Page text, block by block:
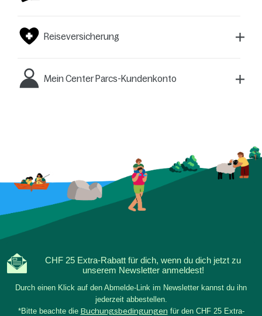
Reiseversicherung
Mein Center Parcs-Kundenkonto
CHF 25 Extra-Rabatt für dich, wenn du dich jetzt zu
unserem Newsletter anmeldest!
Durch einen Klick auf den Abmelde-Link im Newsletter kannst du ihn
jederzeit abbestellen.
*Bitte beachte die Buchungsbedingungen für den CHF 25 Extra-